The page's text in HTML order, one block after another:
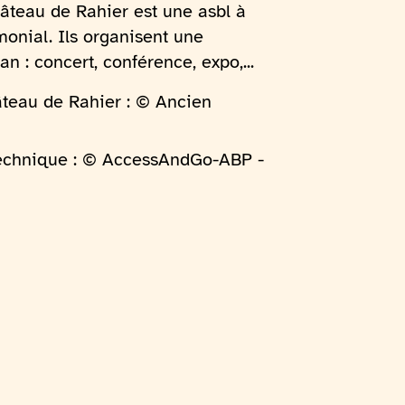
de Rahier est une asbl à
Ils organisent une
: concert, conférence, expo,...
de Rahier : © Ancien
: © AccessAndGo-ABP -